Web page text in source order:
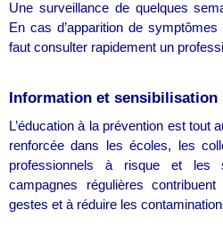
Une surveillance de quelques
En cas d’apparition de
faut consulter rapidement un
Information et sensibilisation
L’éducation à la prévention est tout
renforcée dans les écoles, les
professionnels à risque et les
campagnes régulières
gestes et à réduire les